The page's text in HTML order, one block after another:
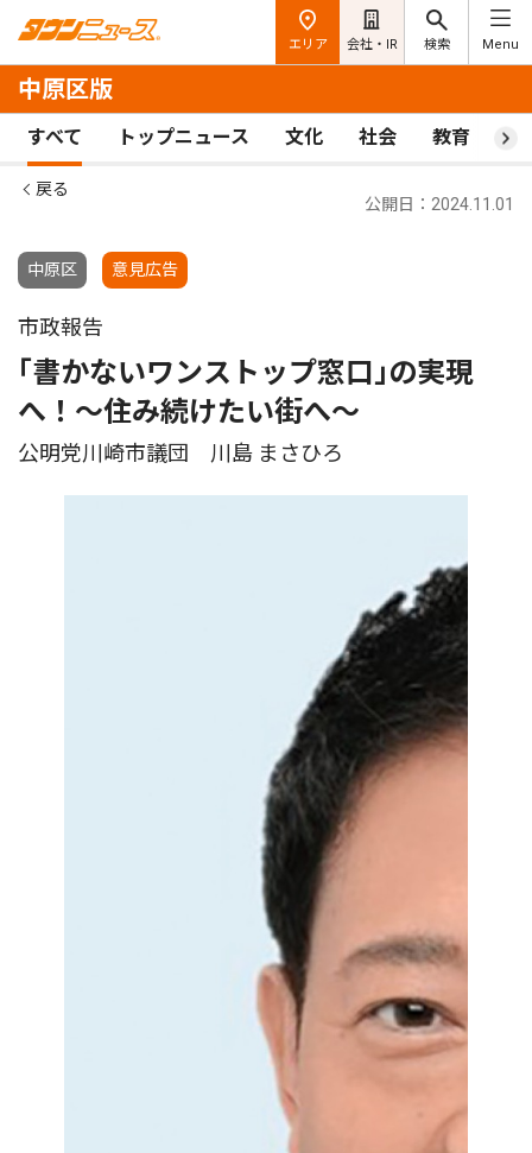
エリア 会社・IR 検索 Menu
中原区版
すべて トップニュース 文化 社会 教育 ス
戻る
中原区 意見広告
公開日：2024.11.01
市政報告
｢書かないワンストップ窓口｣の実現
へ！〜住み続けたい街へ〜
公明党川崎市議団 川島 まさひろ